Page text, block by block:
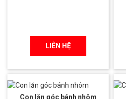
LIÊN HỆ
Con lăn góc bánh nhôm